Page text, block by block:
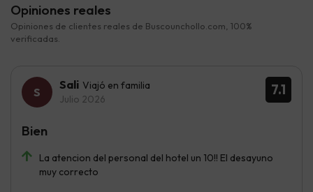
Opiniones reales
Opiniones de clientes reales de Buscounchollo.com, 100%
verificadas.
7.1
Sali Viajó en familia
Julio 2026
La atencion del personal del hotel un 10!! El desayuno
muy correcto
Bien